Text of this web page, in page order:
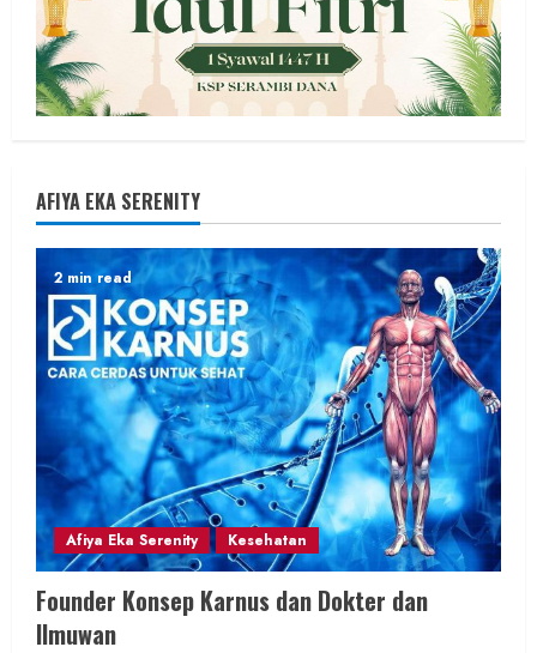
AFIYA EKA SERENITY
2 min read
Afiya Eka Serenity Kesehatan
Founder Konsep Karnus dan Dokter dan
Ilmuwan